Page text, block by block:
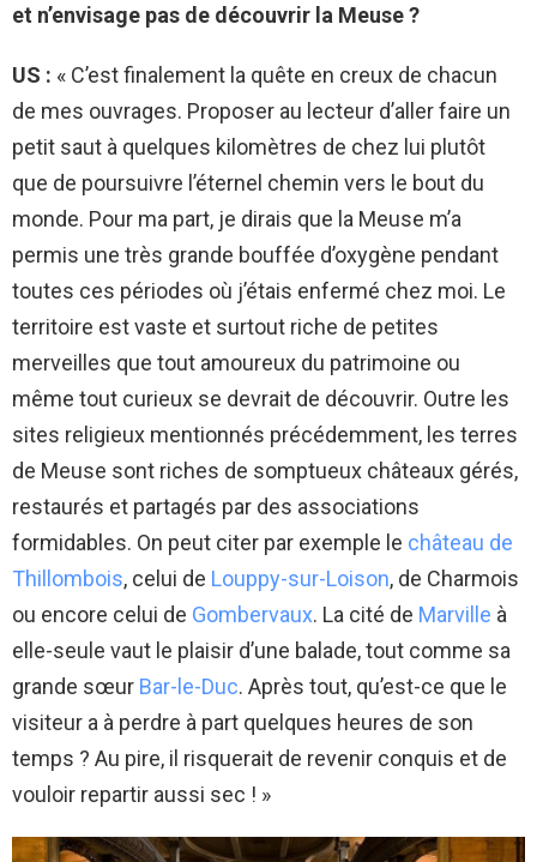
et n’envisage pas de découvrir la Meuse ?
US : « C’est finalement la quête en creux de chacun
de mes ouvrages. Proposer au lecteur d’aller faire un
petit saut à quelques kilomètres de chez lui plutôt
que de poursuivre l’éternel chemin vers le bout du
monde. Pour ma part, je dirais que la Meuse m’a
permis une très grande bouffée d’oxygène pendant
toutes ces périodes où j’étais enfermé chez moi. Le
territoire est vaste et surtout riche de petites
merveilles que tout amoureux du patrimoine ou
même tout curieux se devrait de découvrir. Outre les
sites religieux mentionnés précédemment, les terres
de Meuse sont riches de somptueux châteaux gérés,
restaurés et partagés par des associations
formidables. On peut citer par exemple le château de
Thillombois, celui de Louppy-sur-Loison, de Charmois
ou encore celui de Gombervaux. La cité de Marville à
elle-seule vaut le plaisir d’une balade, tout comme sa
grande sœur Bar-le-Duc. Après tout, qu’est-ce que le
visiteur a à perdre à part quelques heures de son
temps ? Au pire, il risquerait de revenir conquis et de
vouloir repartir aussi sec ! »